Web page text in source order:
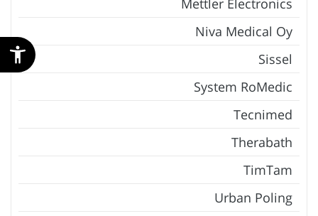
Mettler Electronics
Niva Medical Oy
Sissel
System RoMedic
Tecnimed
Therabath
TimTam
Urban Poling